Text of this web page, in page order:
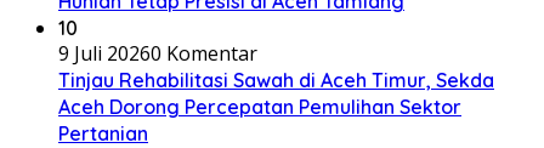
10
9 Juli 20260 Komentar
Tinjau Rehabilitasi Sawah di Aceh Timur, Sekda
Aceh Dorong Percepatan Pemulihan Sektor
Pertanian